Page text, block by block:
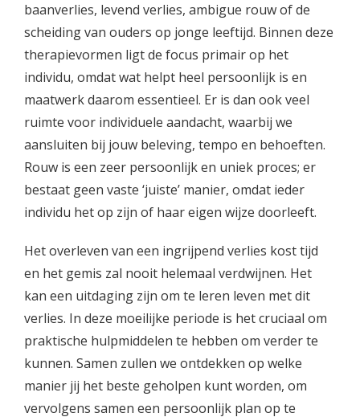
baanverlies, levend verlies, ambigue rouw of de
scheiding van ouders op jonge leeftijd. Binnen deze
therapievormen ligt de focus primair op het
individu, omdat wat helpt heel persoonlijk is en
maatwerk daarom essentieel. Er is dan ook veel
ruimte voor individuele aandacht, waarbij we
aansluiten bij jouw beleving, tempo en behoeften.
Rouw is een zeer persoonlijk en uniek proces; er
bestaat geen vaste ‘juiste’ manier, omdat ieder
individu het op zijn of haar eigen wijze doorleeft.
Het overleven van een ingrijpend verlies kost tijd
en het gemis zal nooit helemaal verdwijnen. Het
kan een uitdaging zijn om te leren leven met dit
verlies. In deze moeilijke periode is het cruciaal om
praktische hulpmiddelen te hebben om verder te
kunnen. Samen zullen we ontdekken op welke
manier jij het beste geholpen kunt worden, om
vervolgens samen een persoonlijk plan op te